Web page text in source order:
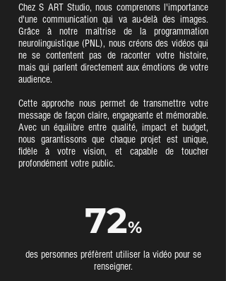
Chez S ART Studio, nous comprenons l'importance
d'une communication qui va au-delà des images.
Grâce à notre maîtrise de la programmation
neurolinguistique (PNL), nous créons des vidéos qui
ne se contentent pas de raconter votre histoire,
mais qui parlent directement aux émotions de votre
audience.
Cette approche nous permet de transmettre votre
message de façon claire, engageante et mémorable.
Avec un équilibre entre qualité, impact et budget,
nous garantissons que chaque projet est unique,
fidèle à votre vision, et capable de toucher
profondément votre public.
72%
des personnes préfèrent utiliser la vidéo pour se
renseigner.